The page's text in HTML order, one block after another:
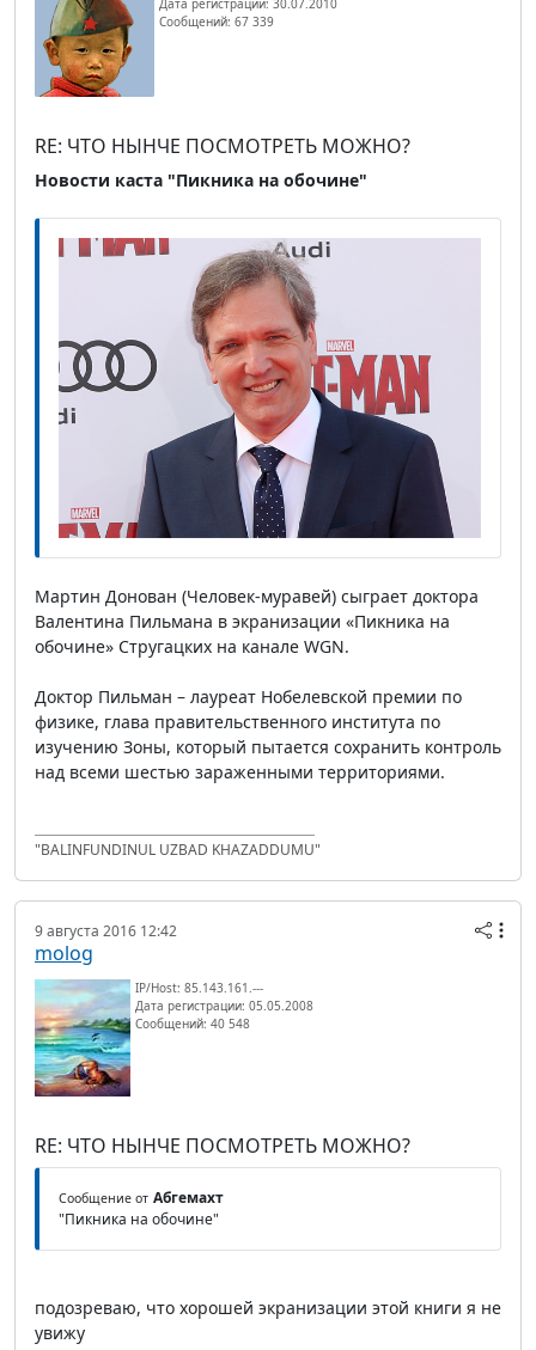
Сообщений: 67 339
RE: ЧТО НЫНЧЕ ПОСМОТРЕТЬ МОЖНО?
Новости каста "Пикника на обочине"
Мартин Донован (Человек-муравей) сыграет доктора
Валентина Пильмана в экранизации «Пикника на
обочине» Стругацких на канале WGN.
Доктор Пильман – лауреат Нобелевской премии по
физике, глава правительственного института по
изучению Зоны, который пытается сохранить контроль
над всеми шестью зараженными территориями.
"BALINFUNDINUL UZBAD KHAZADDUMU"
9 августа 2016 12:42
molog
IP/Host: 85.143.161.---
Дата регистрации: 05.05.2008
Сообщений: 40 548
RE: ЧТО НЫНЧЕ ПОСМОТРЕТЬ МОЖНО?
Сообщение от Абгемахт
"Пикника на обочине"
подозреваю, что хорошей экранизации этой книги я не
увижу